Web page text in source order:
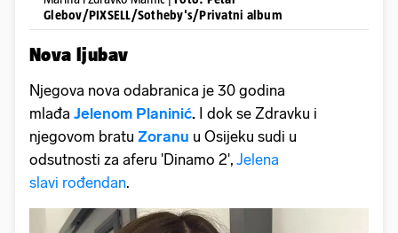
Glebov/PIXSELL/Sotheby's/Privatni album
Nova ljubav
Njegova nova odabranica je 30 godina
mlađa Jelenom Planinić.
I dok se Zdravku i
njegovom bratu Zoranu u Osijeku sudi u
odsutnosti za aferu 'Dinamo 2', Jelena
slavi rođendan.